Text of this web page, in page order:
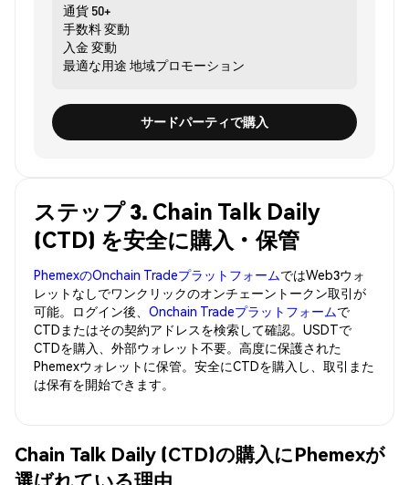
通貨 50+
手数料変動
入金 変動
最適な用途 地域プロモーション
サードパーティで購入
ステップ 3. Chain Talk Daily
(CTD) を安全に購入・保管
PhemexのOnchain TradeプラットフォームではWeb3ウォ
レットなしでワンクリックのオンチェーントークン取引が
可能。ログイン後、 Onchain Tradeプラットフォームで
CTDまたはその契約アドレスを検索して確認。USDTで
CTDを購入、外部ウォレット不要。高度に保護された
Phemexウォレットに保管。安全にCTDを購入し、取引また
は保有を開始できます。
Chain Talk Daily (CTD)の購入にPhemexが